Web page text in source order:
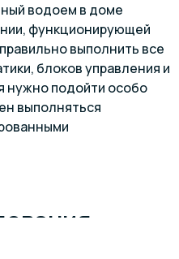
водоем в доме
функционирующей
выполнить все
блоков управления и
нужно подойти особо
выполняться